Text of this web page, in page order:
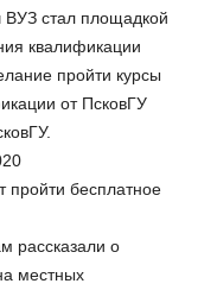
ВУЗ стал площадкой
квалификации
пройти курсы
от ПсковГУ
пройти бесплатное
рассказали о
местных